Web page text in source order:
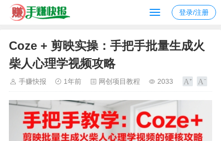
登录/注册
Coze + 剪映实操：手把手批量生成火
柴人心理学视频攻略
手赚快报 1年前 网创项目教程 2033